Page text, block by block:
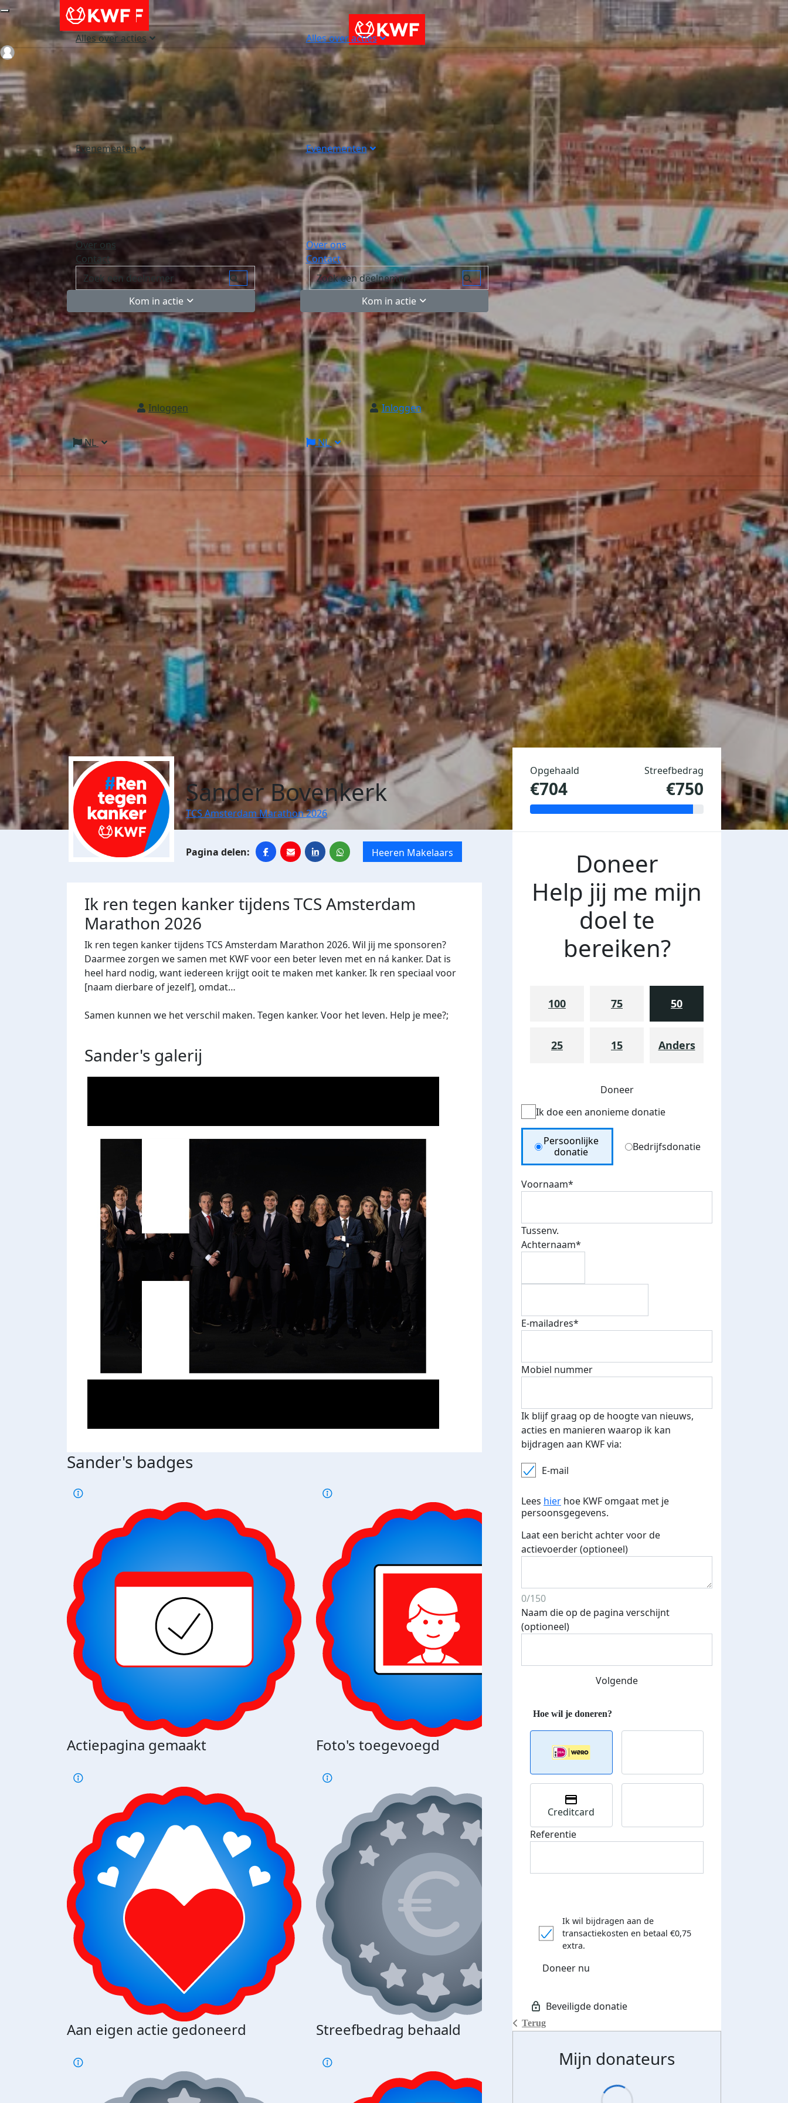
Alles over acties
Evenementen
Over ons
Contact
Kom in actie
Inloggen
NL
Alles over acties
Evenementen
Over ons
Contact
Kom in actie
Inloggen
NL
Login
Sander Bovenkerk
TCS Amsterdam Marathon 2026
Heeren Makelaars
Ik ren tegen kanker tijdens TCS Amsterdam
Marathon 2026
Ik ren tegen kanker tijdens TCS Amsterdam Marathon 2026. Wil jij me sponsoren?
Daarmee zorgen we samen met KWF voor een beter leven met en ná kanker. Dat is
heel hard nodig, want iedereen krijgt ooit te maken met kanker. Ik ren speciaal voor
[naam dierbare of jezelf], omdat…
Samen kunnen we het verschil maken. Tegen kanker. Voor het leven. Help je mee?;
Sander's galerij
Sander's badges
Actiepagina gemaakt Foto's toegevoegd E-mails verstuurd
Aan eigen actie gedoneerd Streefbedrag behaald Streefbedrag verhoogd
€500 euro opgehaald: t-shirt
verdiend
Opgehaald
€704
Streefbedrag
€750
Doneer
Help jij me mijn
doel te
bereiken?
100 75 50
25 15 Anders
Doneer
Ik doe een anonieme donatie
Donation Type
Persoonlijke
donatie
Bedrijfsdonatie
Voornaam*
Tussenv.
Achternaam*
E-mailadres*
Mobiel nummer
Ik blijf graag op de hoogte van nieuws,
acties en manieren waarop ik kan
bijdragen aan KWF via:
E-mail
Lees hier hoe KWF omgaat met je
persoonsgegevens.
Laat een bericht achter voor de
actievoerder (optioneel)
0/150
Naam die op de pagina verschijnt
(optioneel)
Volgende
Terug
Creditcard
Referentie
Ik wil bijdragen aan de
transactiekosten en betaal €0,75
extra.
Doneer nu
Mijn donateurs